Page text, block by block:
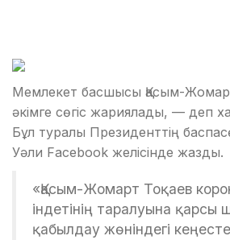
Мемлекет басшысы Қасым-
әкімге сөгіс жариялады, — деп
Бұл туралы Президенттің
Уәли Facebook желісінде жазды.
«Қасым-Жомарт Тоқаев
індетінің таралуына қарсы
қабылдау жөніндегі